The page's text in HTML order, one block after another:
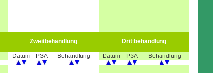
Zweitbehandlung Drittbehandlung
Datum PSA Behandlung Datum PSA Behandlung